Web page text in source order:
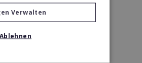
Verwalten